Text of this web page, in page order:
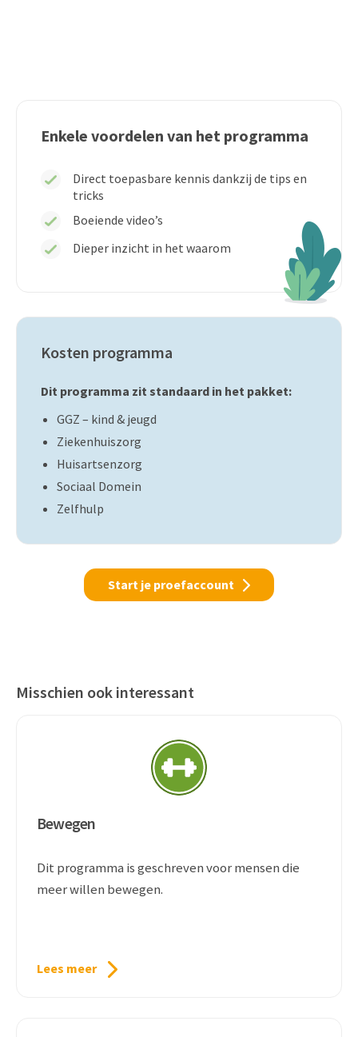
Enkele voordelen van het programma
Direct toepasbare kennis dankzij de tips en
tricks
Boeiende video’s
Dieper inzicht in het waarom
Kosten programma
Dit programma zit standaard in het pakket:
GGZ – kind & jeugd
Ziekenhuiszorg
Huisartsenzorg
Sociaal Domein
Zelfhulp
Start je proefaccount
Misschien ook interessant
Bewegen
Dit programma is geschreven voor mensen die
meer willen bewegen.
Lees meer